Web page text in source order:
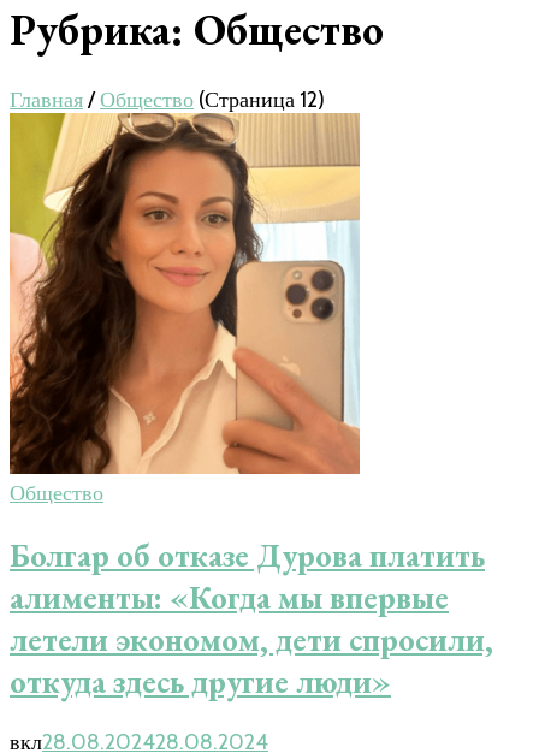
Рубрика: Общество
Главная/Общество (Страница 12)
Общество
Болгар об отказе Дурова платить
алименты: «Когда мы впервые
летели экономом, дети спросили,
откуда здесь другие люди»
вкл28.08.202428.08.2024